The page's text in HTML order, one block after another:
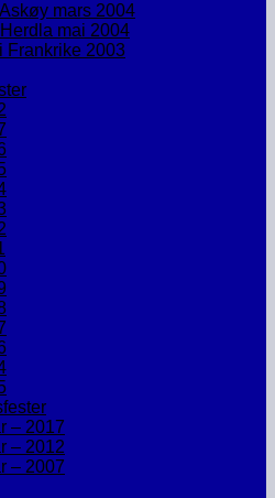
mars 2004
mai 2004
Frankrike 2003
– 2017
– 2012
– 2007